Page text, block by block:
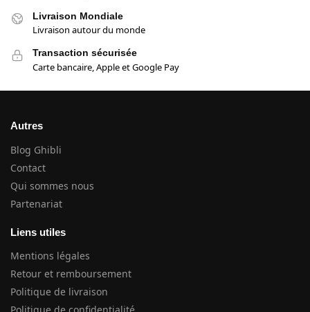
Livraison Mondiale
Livraison autour du monde
Transaction sécurisée
Carte bancaire, Apple et Google Pay
Autres
Blog Ghibli
Contact
Qui sommes nous
Partenariat
Liens utiles
Mentions légales
Retour et remboursement
Politique de livraison